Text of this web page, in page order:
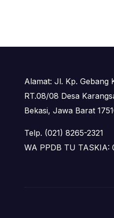
Alamat: Jl. Kp. Gebang
RT.08/08 Desa
Bekasi, Jawa Barat
Telp. (021) 8265-2321
WA PPDB TU TASKIA: